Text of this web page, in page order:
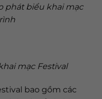
phát biểu khai mạc
mạc Festival
bao gồm các